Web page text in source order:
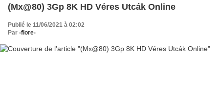
(Mx@80) 3Gp 8K HD Véres Utcák Online
Publié le 11/06/2021 à 02:02
Par -flore-